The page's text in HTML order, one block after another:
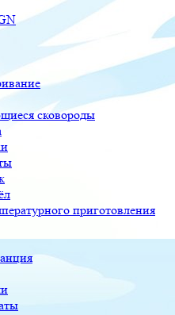
сковороды
приготовления